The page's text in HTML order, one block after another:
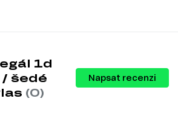
ideální volbu pro současné interiéry.
S šířkou 59 cm a hloubkou 40,2 cm
i do menších prostorů, aniž by zabíral příliš
1d
/ šedé
(0)
Napsat recenzi